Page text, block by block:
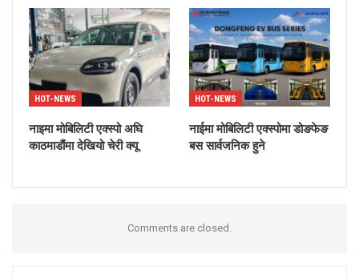
HOT-NEWS
नाइमा मोबिलिटी एक्स्पो अघि
काठमाडौंमा देखियो चेरी क्यू
HOT-NEWS
नाईमा मोबिलिटी एक्स्पोमा डोङफेङ
बस सार्वजनिक हुने
Comments are closed.